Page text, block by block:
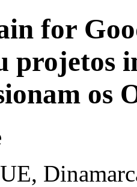
for
projetos
os